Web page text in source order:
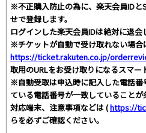
※不正購入防止の為に、楽天会員IDと
せで登録します。
ログインした楽天会員IDは絶対に退会
※チケットが自動で受け取れない場合
https://ticket.rakuten.co.jp/
取用のURLをお受け取りになるスマー
※自動受取は申込時に記入した電話番
ている電話番号が一致していることが
対応端末、注意事項などは (https://
らを必ずご確認ください。